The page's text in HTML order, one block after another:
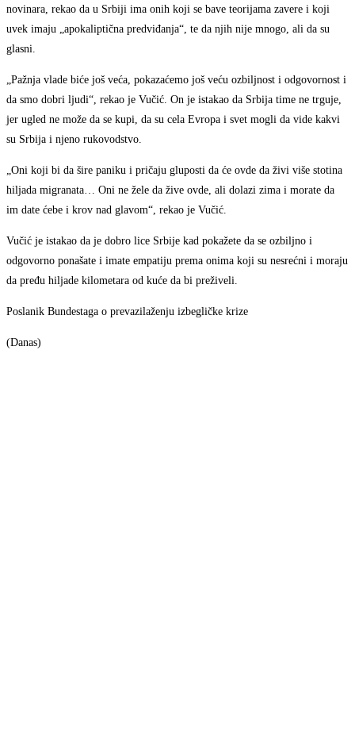
novinara, rekao da u Srbiji ima onih koji se bave teorijama zavere i koji
uvek imaju „apokaliptična predviđanja“, te da njih nije mnogo, ali da su
glasni.
„Pažnja vlade biće još veća, pokazaćemo još veću ozbiljnost i odgovornost i
da smo dobri ljudi“, rekao je Vučić. On je istakao da Srbija time ne trguje,
jer ugled ne može da se kupi, da su cela Evropa i svet mogli da vide kakvi
su Srbija i njeno rukovodstvo.
„Oni koji bi da šire paniku i pričaju gluposti da će ovde da živi više stotina
hiljada migranata… Oni ne žele da žive ovde, ali dolazi zima i morate da
im date ćebe i krov nad glavom“, rekao je Vučić.
Vučić je istakao da je dobro lice Srbije kad pokažete da se ozbiljno i
odgovorno ponašate i imate empatiju prema onima koji su nesrećni i moraju
da pređu hiljade kilometara od kuće da bi preživeli.
Poslanik Bundestaga o prevazilaženju izbegličke krize
(Danas)